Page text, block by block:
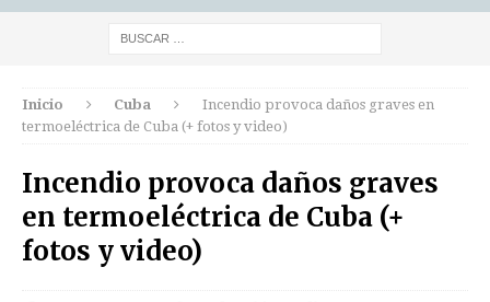
Inicio Cuba
Incendio provoca daños graves en
termoeléctrica de Cuba (+ fotos y video)
Incendio provoca daños graves
en termoeléctrica de Cuba (+
fotos y video)